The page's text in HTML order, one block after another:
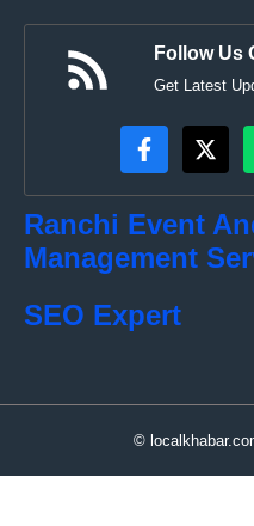
Follow Us
Get Latest
Ranchi Event
Management
SEO Expert
©